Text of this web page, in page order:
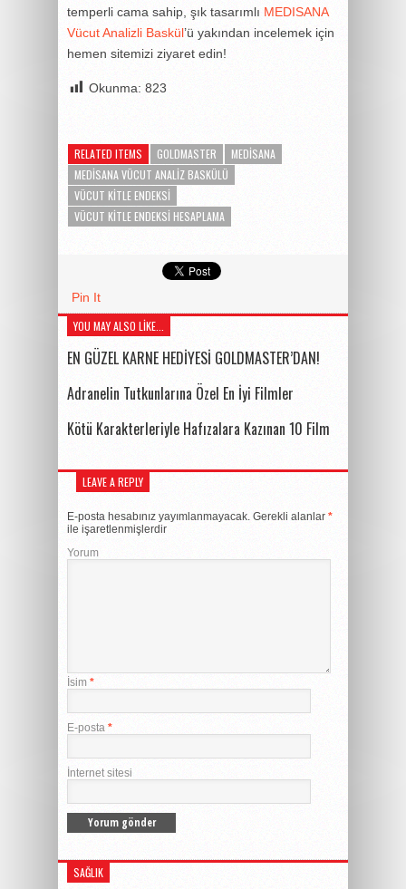
temperli cama sahip, şık tasarımlı MEDISANA
Vücut Analizli Baskül’ü yakından incelemek için
hemen sitemizi ziyaret edin!
Okunma: 823
RELATED ITEMS GOLDMASTER
MEDISANA
MEDISANA VÜCUT ANALIZ BASKÜLÜ
VÜCUT KITLE ENDEKSI
VÜCUT KITLE ENDEKSI HESAPLAMA
Pin It
YOU MAY ALSO LIKE...
EN GÜZEL KARNE HEDİYESİ GOLDMASTER’DAN!
Adranelin Tutkunlarına Özel En İyi Filmler
Kötü Karakterleriyle Hafızalara Kazınan 10 Film
LEAVE A REPLY
E-posta hesabınız yayımlanmayacak. Gerekli alanlar *
ile işaretlenmişlerdir
Yorum
İsim *
E-posta *
İnternet sitesi
SAĞLIK